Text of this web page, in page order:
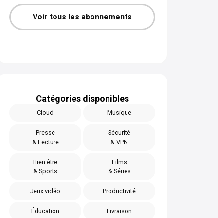
Voir tous les abonnements
Catégories disponibles
Cloud Musique
Presse
& Lecture
Sécurité
& VPN
Bien être
& Sports
Films
& Séries
Jeux vidéo Productivité
Éducation Livraison